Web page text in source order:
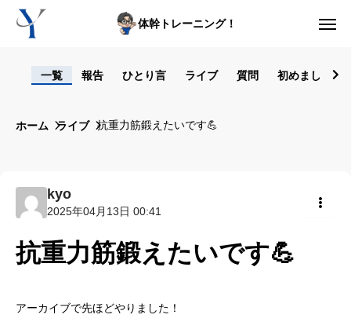
体幹トレーニング！
一覧 報告 ひとり言 ライブ 質問 初めまして！
ホーム ライブ 抗重力筋鍛えたいです💪
kyo
2025年04月13日 00:41
抗重力筋鍛えたいです💪
アーカイブで先ほどやりました！
ライブレッスン
入会方法
トップ画面ガイド